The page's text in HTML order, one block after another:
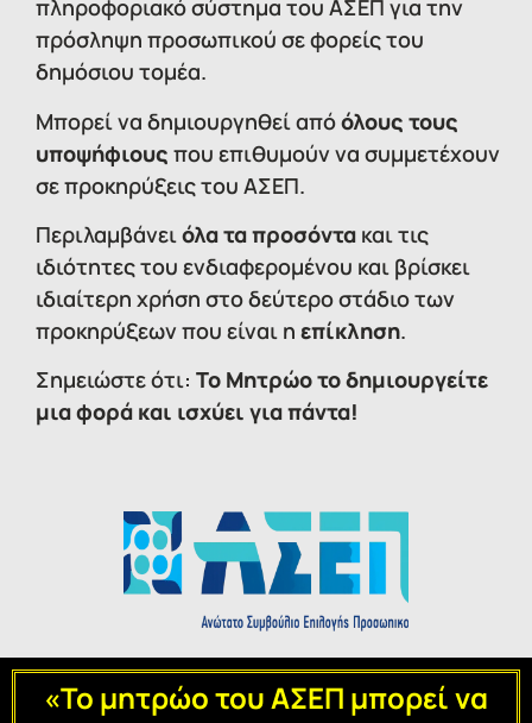
πληροφοριακό σύστημα του ΑΣΕΠ για την
πρόσληψη προσωπικού σε φορείς του
δημόσιου τομέα.
Μπορεί να δημιουργηθεί απόόλους τους
υποψήφιους που επιθυμούν να συμμετέχουν
σε προκηρύξεις του ΑΣΕΠ.
Περιλαμβάνειόλα τα προσόντα και τις
ιδιότητες του ενδιαφερομένου και βρίσκει
ιδιαίτερη χρήση στο δεύτερο στάδιο των
προκηρύξεων που είναι η επίκληση.
Σημειώστε ότι: Το Μητρώο το δημιουργείτε
μια φορά και ισχύει για πάντα!
«Το μητρώο του ΑΣΕΠ μπορεί να